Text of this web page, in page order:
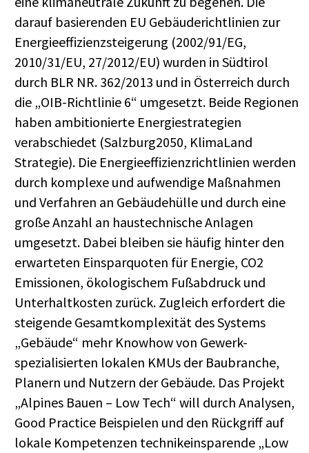
darauf basierenden EU Gebäuderichtlinien zur
Energieeffizienzsteigerung (2002/91/EG,
2010/31/EU, 27/2012/EU) wurden in Südtirol
durch BLR NR. 362/2013 und in Österreich durch
die „OIB-Richtlinie 6“ umgesetzt. Beide Regionen
haben ambitionierte Energiestrategien
verabschiedet (Salzburg2050, KlimaLand
Strategie). Die Energieeffizienzrichtlinien werden
durch komplexe und aufwendige Maßnahmen
und Verfahren an Gebäudehülle und durch eine
große Anzahl an haustechnische Anlagen
umgesetzt. Dabei bleiben sie häufig hinter den
erwarteten Einsparquoten für Energie, CO2
Emissionen, ökologischem Fußabdruck und
Unterhaltkosten zurück. Zugleich erfordert die
steigende Gesamtkomplexität des Systems
„Gebäude“ mehr Knowhow von Gewerk-
spezialisierten lokalen KMUs der Baubranche,
Planern und Nutzern der Gebäude. Das Projekt
„Alpines Bauen – Low Tech“ will durch Analysen,
Good Practice Beispielen und den Rückgriff auf
lokale Kompetenzen technikeinsparende „Low